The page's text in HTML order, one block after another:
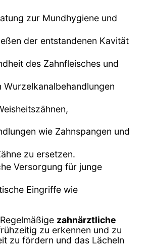
zur Mundhygiene und
der entstandenen Kavität
des Zahnfleisches und
wie Zahnspangen und
zu ersetzen.
Versorgung für junge
Eingriffe wie
zahnärztliche
zu erkennen und zu
zu fördern und das Lächeln